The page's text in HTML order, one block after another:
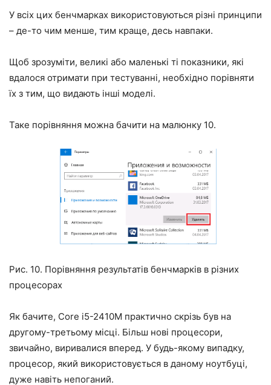
У всіх цих бенчмарках використовуються різні принципи
– де-то чим менше, тим краще, десь навпаки.
Щоб зрозуміти, великі або маленькі ті показники, які
вдалося отримати при тестуванні, необхідно порівняти
їх з тим, що видають інші моделі.
Таке порівняння можна бачити на малюнку 10.
Рис. 10. Порівняння результатів бенчмарків в різних
процесорах
Як бачите, Core i5-2410M практично скрізь був на
другому-третьому місці. Більш нові процесори,
звичайно, виривалися вперед. У будь-якому випадку,
процесор, який використовується в даному ноутбуці,
дуже навіть непоганий.